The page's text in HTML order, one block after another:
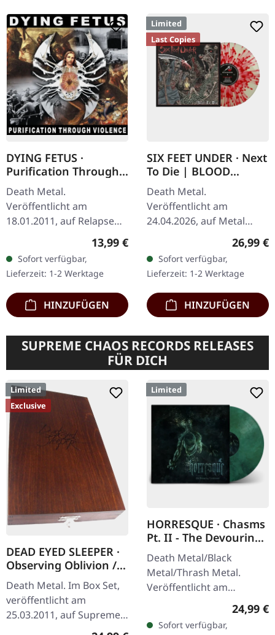
DYING FETUS ·
Purification Through
Violence (Re-Release)
| CD
Death Metal.
Veröffentlicht am
18.01.2011, auf Relapse
Records. CD im Jewelcase.
"Purification Through
Violence" steht als
Zeugnis für Dying Fetus'…
Regulärer Preis:
13,99 €
Sofort verfügbar,
Lieferzeit: 1-2 Werktage
HINZUFÜGEN
Limited
Last Copies
SIX FEET UNDER · Next
To Die | BLOOD
SPLATTER LP
Death Metal.
Veröffentlicht am
24.04.2026, auf Metal
Blade Records. Blood
Standard-Cover. Limitiert
auf 300 Exemplare. Die
ersten…
26,99 €
Sofort verfügbar,
Lieferzeit: 1-2 Werktage
HINZUFÜGEN
SUPREME CHAOS RECORDS RELEASES
FÜR DICH
Limited
Exclusive
DEAD EYED SLEEPER ·
Observing Oblivion /
Through Forests Of
Nonentities | 2CD
WOODEN BOX SET
Death Metal. Im Box Set,
veröffentlicht am
25.03.2011, auf Supreme
Chaos Records. Der
Limited
HORRESQUE · Chasms
Pt. II - The Devouring
Exorbitance |
MARBLED LP
Death Metal/Black
Metal/Thrash Metal.
Veröffentlicht am
22.03.2024, auf Supreme
Chaos Records. Exklusives
'Malstrom
24,99 €
Sofort verfügbar,